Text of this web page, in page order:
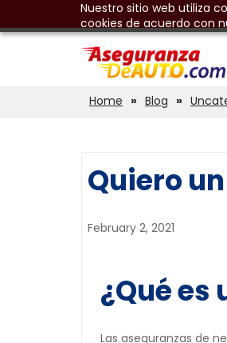
Nuestro sitio web utiliza
cookies de acuerdo con
Home Blog
Quiero
February 2, 2021
¿Qué
Las aseguranzas de